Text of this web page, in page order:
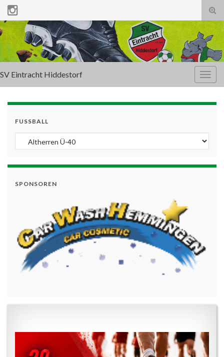
SV Eintracht Hiddestorf
FUSSBALL
SPONSOREN